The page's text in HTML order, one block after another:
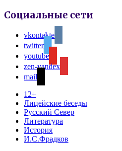
Социальные сети
vkontakte
twitter
youtube
zen-yandex
mail
12+
Лицейские беседы
Русский Север
Литература
История
И.С.Фрадков